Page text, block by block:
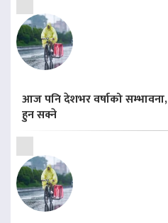
आज पनि देशभर वर्षाको सम्भावना,
हुन सक्ने